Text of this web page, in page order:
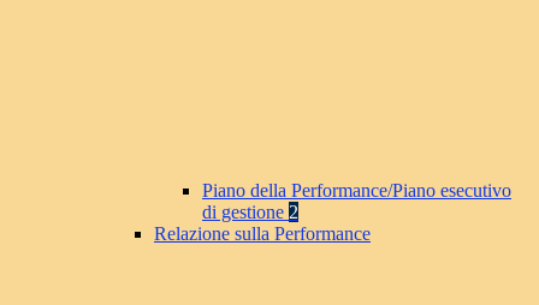
Piano della Performance/Piano esecutivo
di gestione 2
Relazione sulla Performance